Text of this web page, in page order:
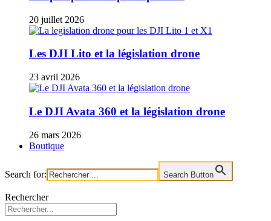
20 juillet 2026
Les DJI Lito et la législation drone
23 avril 2026
Le DJI Avata 360 et la législation drone
26 mars 2026
Boutique
Search for: Search Button
Rechercher